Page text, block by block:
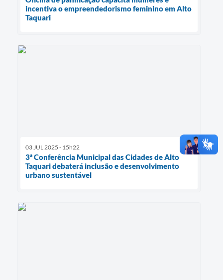
incentiva o empreendedorismo feminino em Alto
Taquari
03 JUL 2025 - 15h22
3ª Conferência Municipal das Cidades de Alto
Taquari debaterá inclusão e desenvolvimento
urbano sustentável